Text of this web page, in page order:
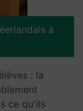
à
: la
ce qu'ils